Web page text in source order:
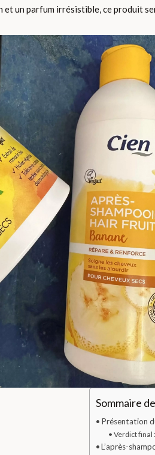
un parfum irrésistible, ce produit
Sommaire
Présentation
Verdict final
L’après-